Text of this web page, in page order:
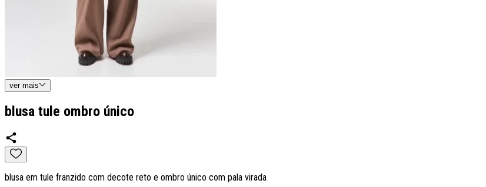
ver mais
blusa tule ombro único
blusa em tule franzido com decote reto e ombro único com pala virada